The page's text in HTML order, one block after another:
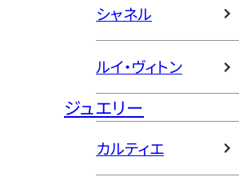
シャネル
ルイ・ヴィトン
ジュエリー
カルティエ